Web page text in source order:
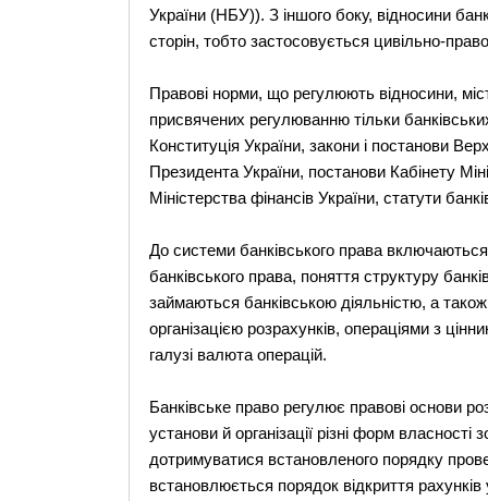
України (НБУ)). З іншого боку, відносини
сторін, тобто застосовується цивільно-
Правові норми, що регулюють відносини,
присвячених регулюванню тільки
Конституція України, закони і постанови
Президента України, постанови Кабінету
Міністерства фінансів України, статути
До системи банківського права
банківського права, поняття структуру
займаються банківською діяльністю, а
організацією розрахунків, операціями з
галузі валюта операцій.
Банківське право регулює правові основи
установи й організації різні форм
дотримуватися встановленого порядку
встановлюється порядок відкриття